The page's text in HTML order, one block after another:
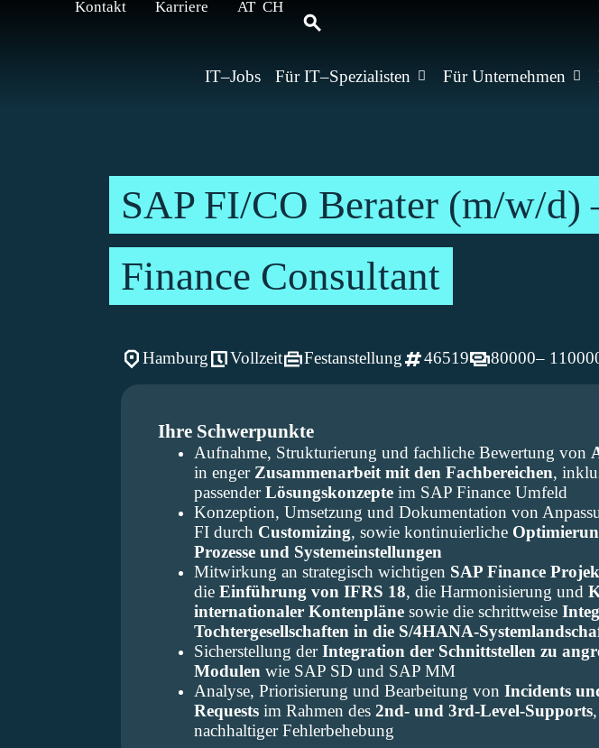
Kontakt Karriere AT CH
IT–Jobs Für IT–Spezialisten Für Unternehmen
SAP FI/CO Berater (m/w/d)
Finance Consultant
Hamburg Vollzeit Festanstellung 46519 80000–
Ihre Schwerpunkte
Aufnahme, Strukturierung und fachliche Bewertung von
in enger Zusammenarbeit mit den Fachbereichen,
passender Lösungskonzepte im SAP Finance Umfeld
Konzeption, Umsetzung und Dokumentation von
FI durch Customizing, sowie kontinuierliche
Prozesse und Systemeinstellungen
Mitwirkung an strategisch wichtigen SAP Finance
die Einführung von IFRS 18, die Harmonisierung und
internationaler Kontenpläne sowie die schrittweise
Tochtergesellschaften in die S/4HANA-
Sicherstellung der Integration der Schnittstellen zu
Modulen wie SAP SD und SAP MM
Analyse, Priorisierung und Bearbeitung von Incidents
Requests im Rahmen des 2nd- und 3rd-Level-Supports
nachhaltiger Fehlerbehebung